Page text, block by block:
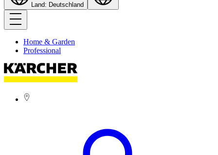
Land: Deutschland
Home & Garden
Professional